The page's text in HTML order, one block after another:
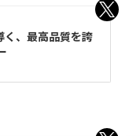
く、最高品質を誇